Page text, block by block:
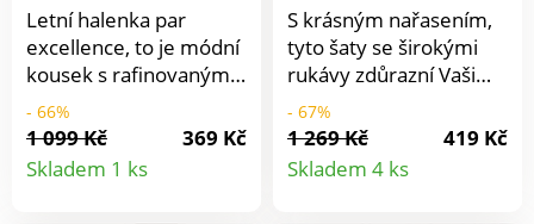
Letní halenka par
excellence, to je módní
kousek s rafinovaným
macramé. Ze
šifonového materiálu
pro přírodní vzhled.
Mao límeček se
- 66%
1 099 Kč
369 Kč
Skladem 1 ks
Detail
S krásným nařasením,
tyto šaty se širokými
rukávy zdůrazní Vaši
ženskou krásu.
Uvolněný výstřih do
"V". Knoflíky až do
pasu. Dlouhé
- 67%
1 269 Kč
419 Kč
Skladem 4 ks
Detail